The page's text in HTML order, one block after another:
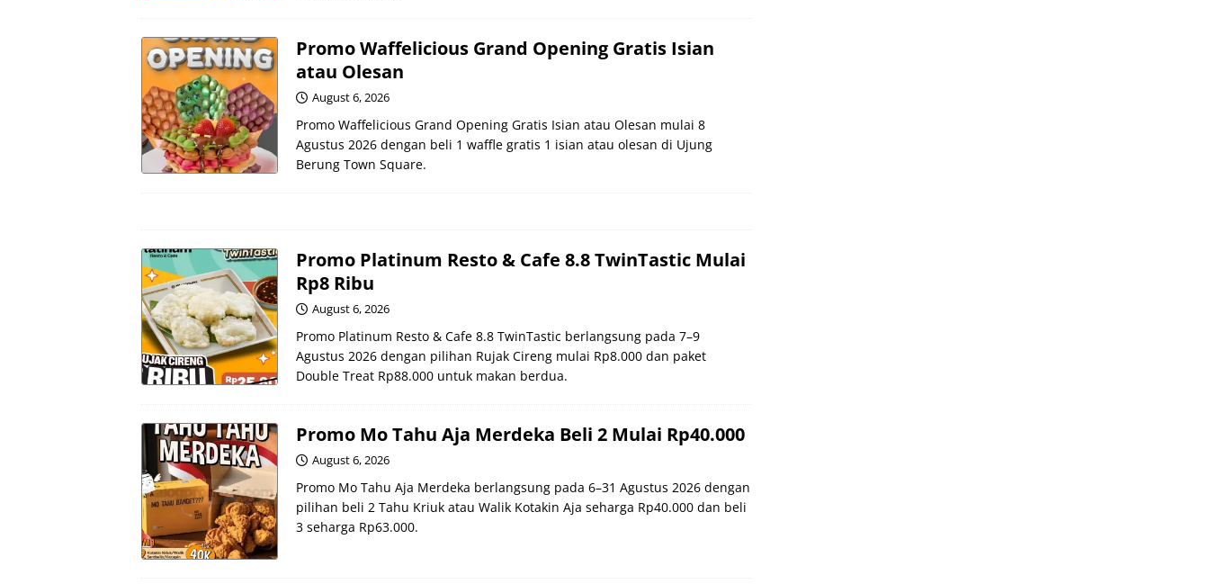
Promo Waffelicious Grand Opening Gratis Isian
atau Olesan
August 6, 2026
Promo Waffelicious Grand Opening Gratis Isian atau Olesan mulai 8
Agustus 2026 dengan beli 1 waffle gratis 1 isian atau olesan di Ujung
Berung Town Square.
Promo Platinum Resto & Cafe 8.8 TwinTastic Mulai
Rp8 Ribu
August 6, 2026
Promo Platinum Resto & Cafe 8.8 TwinTastic berlangsung pada 7–9
Agustus 2026 dengan pilihan Rujak Cireng mulai Rp8.000 dan paket
Double Treat Rp88.000 untuk makan berdua.
Promo Mo Tahu Aja Merdeka Beli 2 Mulai Rp40.000
August 6, 2026
Promo Mo Tahu Aja Merdeka berlangsung pada 6–31 Agustus 2026 dengan
pilihan beli 2 Tahu Kriuk atau Walik Kotakin Aja seharga Rp40.000 dan beli
3 seharga Rp63.000.